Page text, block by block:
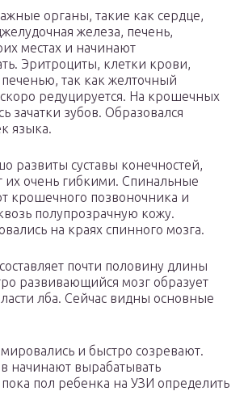
органы, такие как сердце,
железа, печень,
местах и начинают
Эритроциты, клетки крови,
так как желточный
редуцируется. На крошечных
зачатки зубов. Образовался
языка.
развиты суставы конечностей,
их очень гибкими. Спинальные
крошечного позвоночника и
полупрозрачную кожу.
на краях спинного мозга.
почти половину длины
развивающийся мозг образует
лба. Сейчас видны основные
и быстро созревают.
начинают вырабатывать
пока пол ребенка на УЗИ определить